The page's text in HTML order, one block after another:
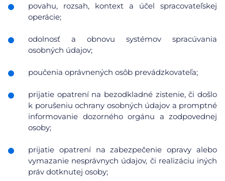
povahu, rozsah, kontext a účel spracovateľskej
operácie;
odolnosť a obnovu systémov spracúvania
osobných údajov;
poučenia oprávnených osôb prevádzkovateľa;
prijatie opatrení na bezodkladné zistenie, či došlo
k porušeniu ochrany osobných údajov a promptné
informovanie dozorného orgánu a zodpovednej
osoby;
prijatie opatrení na zabezpečenie opravy alebo
vymazanie nesprávnych údajov, či realizáciu iných
práv dotknutej osoby;